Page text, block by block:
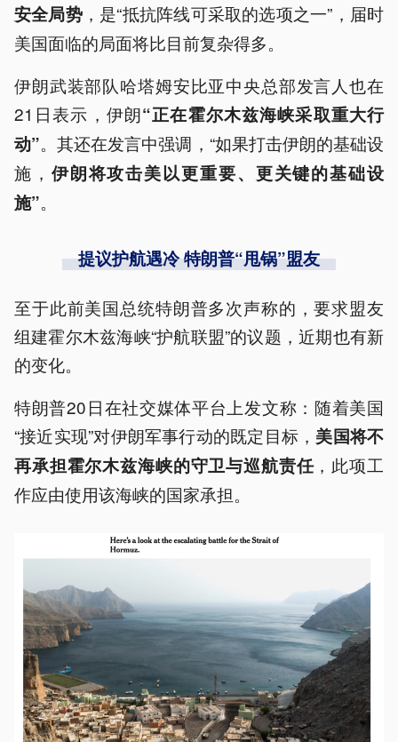
安全局势，是“抵抗阵线可采取的选项之一”，届时
美国面临的局面将比目前复杂得多。
伊朗武装部队哈塔姆安比亚中央总部发言人也在
21日表示，伊朗“正在霍尔木兹海峡采取重大行
动”。其还在发言中强调，“如果打击伊朗的基础设
施， 伊朗将攻击美以更重要、更关键的基础设
施”。
提议护航遇冷 特朗普“甩锅”盟友
至于此前美国总统特朗普多次声称的，要求盟友
组建霍尔木兹海峡“护航联盟”的议题，近期也有新
的变化。
特朗普20日在社交媒体平台上发文称：随着美国
“接近实现”对伊朗军事行动的既定目标， 美国将不
再承担霍尔木兹海峡的守卫与巡航责任，此项工
作应由使用该海峡的国家承担。